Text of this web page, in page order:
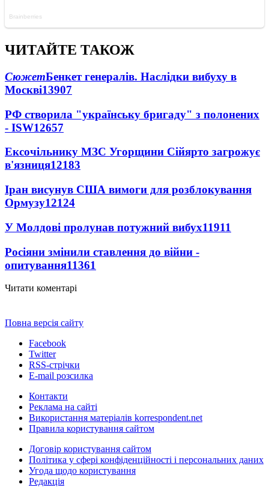
ЧИТАЙТЕ ТАКОЖ
СюжетБенкет генералів. Наслідки вибуху в
Москві13907
РФ створила "українську бригаду" з полонених
- ISW12657
Ексочільнику МЗС Угорщини Сійярто загрожує
в'язниця12183
Іран висунув США вимоги для розблокування
Ормузу12124
У Молдові пролунав потужний вибух11911
Росіяни змінили ставлення до війни -
опитування11361
Читати коментарі
Повна версія сайту
Facebook
Twitter
RSS-стрічки
E-mail розсилка
Контакти
Реклама на сайті
Використання матеріалів korrespondent.net
Правила користування сайтом
Договір користування сайтом
Політика у сфері конфіденційності і персональних даних
Угода щодо користування
Редакція